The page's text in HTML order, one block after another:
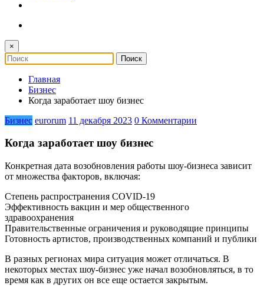
×
Главная
Бизнес
Когда заработает шоу бизнес
Бизнес eurorum 11 декабря 2023 0 Комментарии
Когда заработает шоу бизнес
Конкретная дата возобновления работы шоу-бизнеса зависит
от множества факторов, включая:
Степень распространения COVID-19
Эффективность вакцин и мер общественного
здравоохранения
Правительственные ограничения и руководящие принципы
Готовность артистов, производственных компаний и публики
В разных регионах мира ситуация может отличаться. В
некоторых местах шоу-бизнес уже начал возобновляться, в то
время как в других он все еще остается закрытым.